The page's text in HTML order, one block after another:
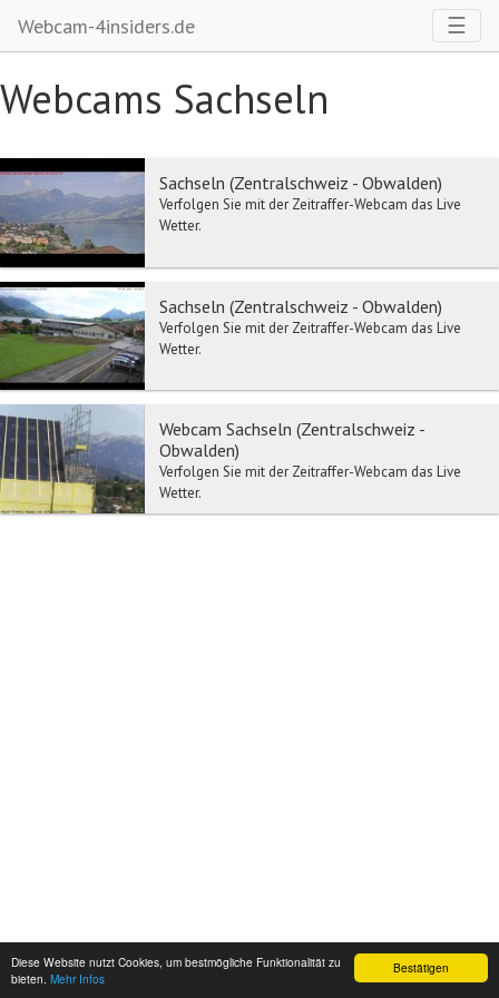
Bestätigen
Diese Website nutzt Cookies, um bestmögliche Funktionalität zu
bieten. Mehr Infos
Webcam-4insiders.de ☰
Webcams Sachseln
Sachseln (Zentralschweiz - Obwalden)
Verfolgen Sie mit der Zeitraffer-Webcam das Live
Wetter.
Sachseln (Zentralschweiz - Obwalden)
Verfolgen Sie mit der Zeitraffer-Webcam das Live
Wetter.
Webcam Sachseln (Zentralschweiz -
Obwalden)
Verfolgen Sie mit der Zeitraffer-Webcam das Live
Wetter.